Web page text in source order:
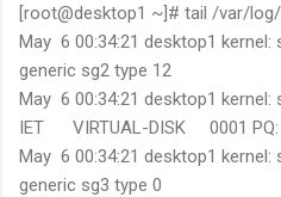
[root@desktop1 ~]# tail /var/
May 6 00:34:21 desktop1 kernel:
generic sg2 type 12
May 6 00:34:21 desktop1
IET VIRTUAL-DISK 0001 PQ:
May 6 00:34:21 desktop1 kernel:
generic sg3 type 0